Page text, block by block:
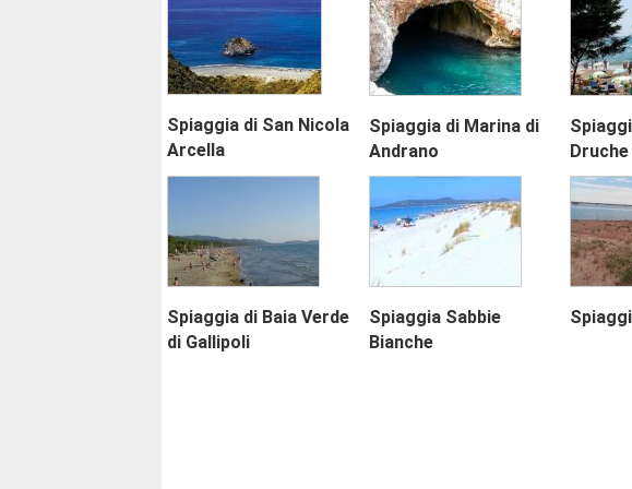
Spiaggia di San Nicola
Arcella
Spiaggia di Marina di
Andrano
Spiaggia di Baia Verde
di Gallipoli
Spiaggia Sabbie
Bianche